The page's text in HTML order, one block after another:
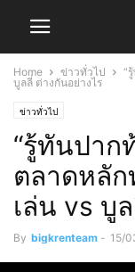
Home ข่าวทั่วไป
“
บูลลี่ ต่างกันอย่างไร
ข่าวทั่วไป
“รู้ทันปาก
ตลาดหลั
เล่น vs บู
By bigkrenteam - 15/